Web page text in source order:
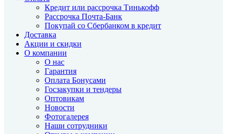
Кредит или рассрочка Тинькофф
Рассрочка Почта-Банк
Покупай со Сбербанком в кредит
Доставка
Акции и скидки
О компании
О нас
Гарантия
Оплата Бонусами
Госзакупки и тендеры
Оптовикам
Новости
Фотогалерея
Наши сотрудники